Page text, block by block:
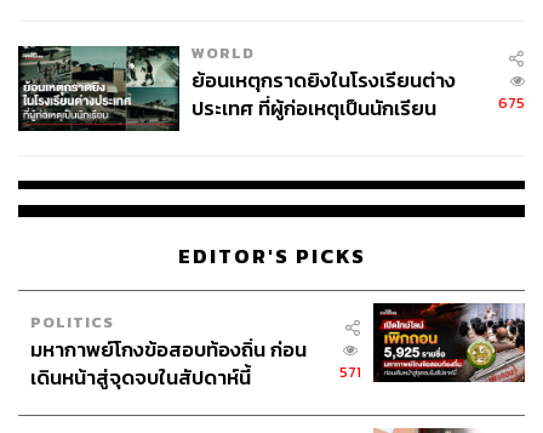
WORLD
ย้อนเหตุกราดยิงในโรงเรียนต่าง
ประเทศ ที่ผู้ก่อเหตุเป็นนักเรียน
675
EDITOR'S PICKS
POLITICS
มหากาพย์โกงข้อสอบท้องถิ่น ก่อน
เดินหน้าสู่จุดจบในสัปดาห์นี้
571